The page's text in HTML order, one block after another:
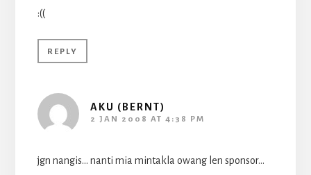
:((
REPLY
AKU (BERNT)
2 JAN 2008 AT 4:38 PM
jgn nangis… nanti mia mintakla owang len sponsor…